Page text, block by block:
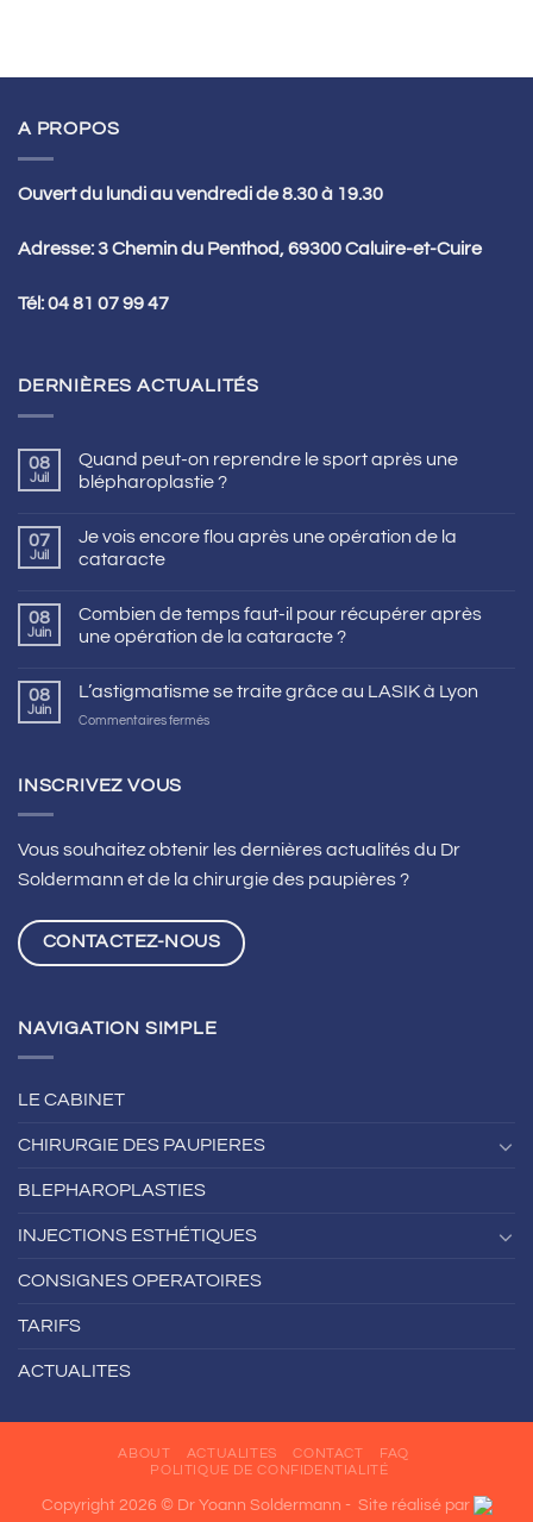
A PROPOS
Ouvert du lundi au vendredi de 8.30 à 19.30
Adresse: 3 Chemin du Penthod, 69300 Caluire-et-Cuire
Tél:04 81 07 99 47
DERNIÈRES ACTUALITÉS
08
Juil
Quand peut-on reprendre le sport après une
blépharoplastie ?
07
Juil
Je vois encore flou après une opération de la
cataracte
08
Juin
Combien de temps faut-il pour récupérer après
une opération de la cataracte ?
08
Juin
L’astigmatisme se traite grâce au LASIK à Lyon
Commentaires ferméssur
LASIK
Lyon
INSCRIVEZ VOUS
Vous souhaitez obtenir les dernières actualités du Dr
Soldermann et de la chirurgie des paupières ?
CONTACTEZ-NOUS
NAVIGATION SIMPLE
LE CABINET
CHIRURGIE DES PAUPIERES
BLEPHAROPLASTIES
INJECTIONS ESTHÉTIQUES
CONSIGNES OPERATOIRES
TARIFS
ACTUALITES
ABOUT ACTUALITES CONTACT
FAQ
POLITIQUE DE CONFIDENTIALITÉ
Copyright 2026 © Dr Yoann Soldermann - Site réalisé par